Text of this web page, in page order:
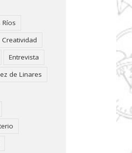
Creatividad
Entrevista
de Linares